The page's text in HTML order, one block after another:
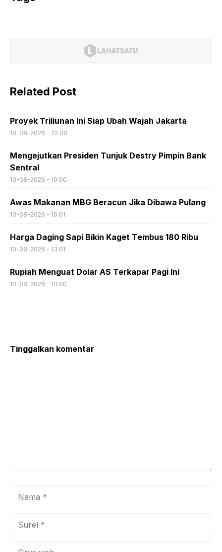
Related Post
Proyek Triliunan Ini Siap Ubah Wajah Jakarta
10-08-2026 - 22.00
Mengejutkan Presiden Tunjuk Destry Pimpin Bank
Sentral
10-08-2026 - 19.00
Awas Makanan MBG Beracun Jika Dibawa Pulang
10-08-2026 - 16.01
Harga Daging Sapi Bikin Kaget Tembus 180 Ribu
10-08-2026 - 13.01
Rupiah Menguat Dolar AS Terkapar Pagi Ini
10-08-2026 - 10.00
Tinggalkan komentar